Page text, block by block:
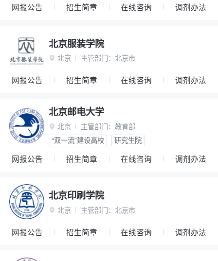
网报公告 招生简章 在线咨询 调剂办法
北京服装学院
 北京 主管部门： 北京市
网报公告 招生简章 在线咨询 调剂办法
北京邮电大学
 北京 主管部门： 教育部
“双一流”建设高校
研究生院
网报公告 招生简章 在线咨询 调剂办法
北京印刷学院
 北京 主管部门： 北京市
网报公告 招生简章 在线咨询 调剂办法